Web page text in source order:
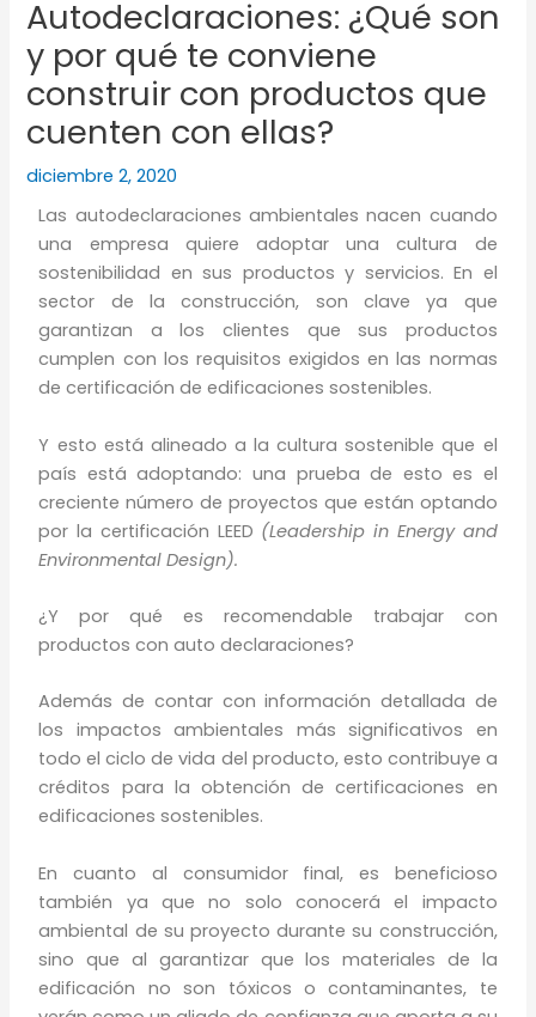
Autodeclaraciones: ¿Qué son
y por qué te conviene
construir con productos que
cuenten con ellas?
diciembre 2, 2020
Las autodeclaraciones ambientales nacen cuando
una empresa quiere adoptar una cultura de
sostenibilidad en sus productos y servicios. En el
sector de la construcción, son clave ya que
garantizan a los clientes que sus productos
cumplen con los requisitos exigidos en las normas
de certificación de edificaciones sostenibles.
Y esto está alineado a la cultura sostenible que el
país está adoptando: una prueba de esto es el
creciente número de proyectos que están optando
por la certificación LEED (Leadership in Energy and
Environmental Design).
¿Y por qué es recomendable trabajar con
productos con auto declaraciones?
Además de contar con información detallada de
los impactos ambientales más significativos en
todo el ciclo de vida del producto, esto contribuye a
créditos para la obtención de certificaciones en
edificaciones sostenibles.
En cuanto al consumidor final, es beneficioso
también ya que no solo conocerá el impacto
ambiental de su proyecto durante su construcción,
sino que al garantizar que los materiales de la
edificación no son tóxicos o contaminantes, te